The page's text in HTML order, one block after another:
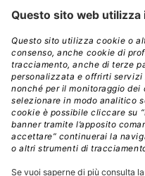
Oracle annuncia la
HeatWave Lakehouse
MySQL HeatWave
lakehouse identiche a quelle